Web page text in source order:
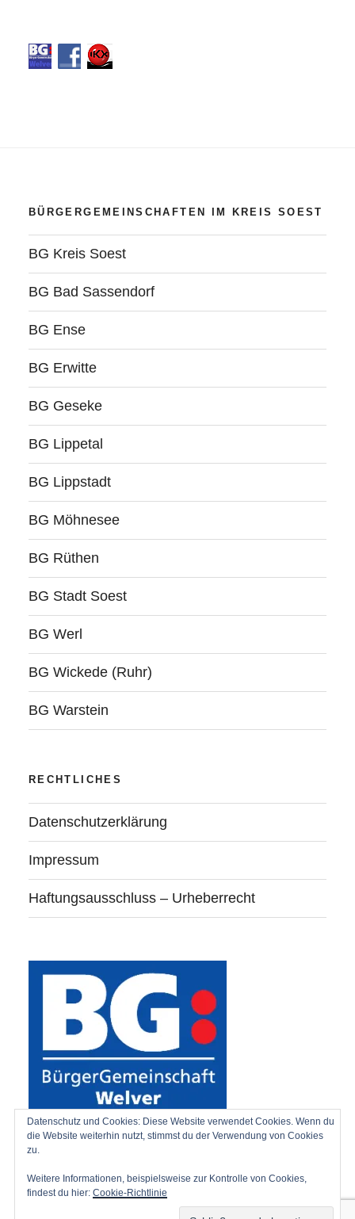
BÜRGERGEMEINSCHAFTEN IM KREIS SOEST
BG Kreis Soest
BG Bad Sassendorf
BG Ense
BG Erwitte
BG Geseke
BG Lippetal
BG Lippstadt
BG Möhnesee
BG Rüthen
BG Stadt Soest
BG Werl
BG Wickede (Ruhr)
BG Warstein
RECHTLICHES
Datenschutzerklärung
Impressum
Haftungsausschluss – Urheberrecht
Datenschutz und Cookies: Diese Website verwendet Cookies. Wenn du
die Website weiterhin nutzt, stimmst du der Verwendung von Cookies
zu.
Weitere Informationen, beispielsweise zur Kontrolle von Cookies,
findest du hier: Cookie-Richtlinie